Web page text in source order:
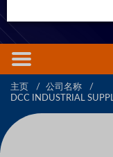
主页
公司名称
DCC INDUSTRIAL